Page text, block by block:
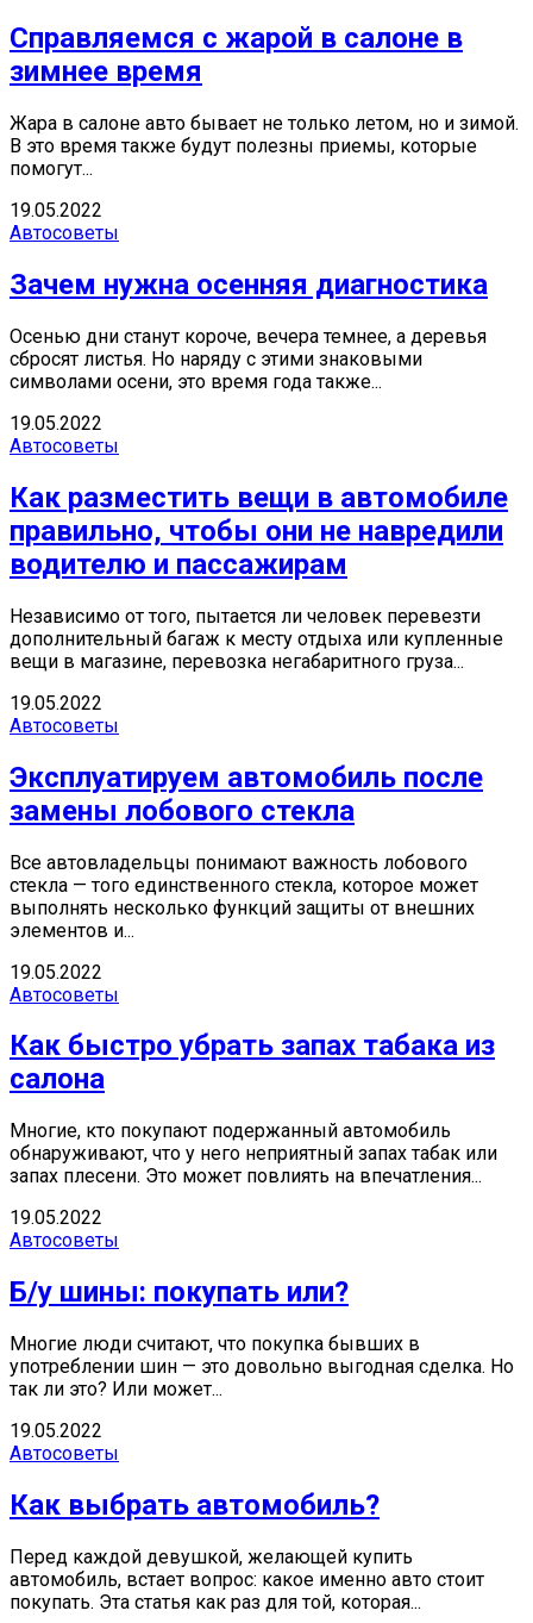
Справляемся с жарой в салоне в
зимнее время
Жара в салоне авто бывает не только летом, но и зимой.
В это время также будут полезны приемы, которые
помогут...
19.05.2022
Автосоветы
Зачем нужна осенняя диагностика
Осенью дни станут короче, вечера темнее, а деревья
сбросят листья. Но наряду с этими знаковыми
символами осени, это время года также...
19.05.2022
Автосоветы
Как разместить вещи в автомобиле
правильно, чтобы они не навредили
водителю и пассажирам
Независимо от того, пытается ли человек перевезти
дополнительный багаж к месту отдыха или купленные
вещи в магазине, перевозка негабаритного груза...
19.05.2022
Автосоветы
Эксплуатируем автомобиль после
замены лобового стекла
Все автовладельцы понимают важность лобового
стекла — того единственного стекла, которое может
выполнять несколько функций защиты от внешних
элементов и...
19.05.2022
Автосоветы
Как быстро убрать запах табака из
салона
Многие, кто покупают подержанный автомобиль
обнаруживают, что у него неприятный запах табак или
запах плесени. Это может повлиять на впечатления...
19.05.2022
Автосоветы
Б/у шины: покупать или?
Многие люди считают, что покупка бывших в
употреблении шин — это довольно выгодная сделка. Но
так ли это? Или может...
19.05.2022
Автосоветы
Как выбрать автомобиль?
Перед каждой девушкой, желающей купить
автомобиль, встает вопрос: какое именно авто стоит
покупать. Эта статья как раз для той, которая...